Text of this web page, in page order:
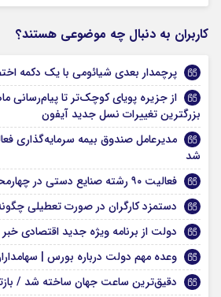
کاربران به دنبال چه موضوعی هستند؟
پرچمدار بعدی شیائومی با یک دکمه
از جزیره پویای کوچک‌تر تا پیام‌رسانی
بزرگترین تغییرات نسل جدید آیفون
مدیرعامل صندوق بیمه سرمایه‌گذاری
شد
فعالیت ۹۰ رشته صنایع دستی در چهارمحال و بختیاری
دستمزد کارگران در صورت تعطیلی
دولت از برنامه ویژه جدید اقتصادی
وعده مهم دولت درباره بورس |
دقیق‌ترین ساعت جهان ساخته شد /